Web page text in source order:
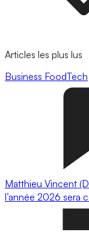
Articles les plus lus
Business FoodTech
Matthieu Vincent
l’année 2026 sera